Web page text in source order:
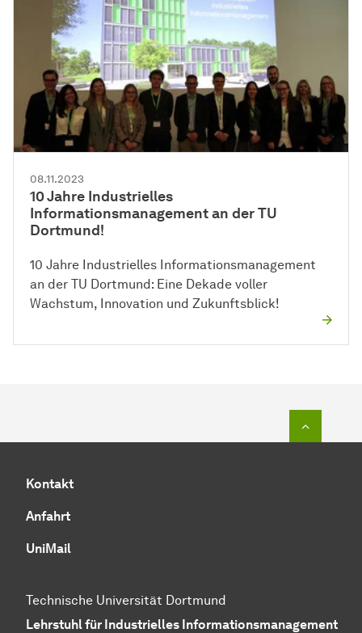
08.11.2023
10 Jahre Industrielles
Informationsmanagement an der TU
Dortmund!
10 Jahre Industrielles Informationsmanagement
an der TU Dortmund: Eine Dekade voller
Wachstum, Innovation und Zukunftsblick!
Kontakt
Anfahrt
UniMail
Technische Universität Dortmund
Lehrstuhl für Industrielles Informationsmanagement